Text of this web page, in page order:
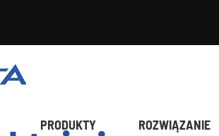
PRODUKTY ROZWIĄZANIE